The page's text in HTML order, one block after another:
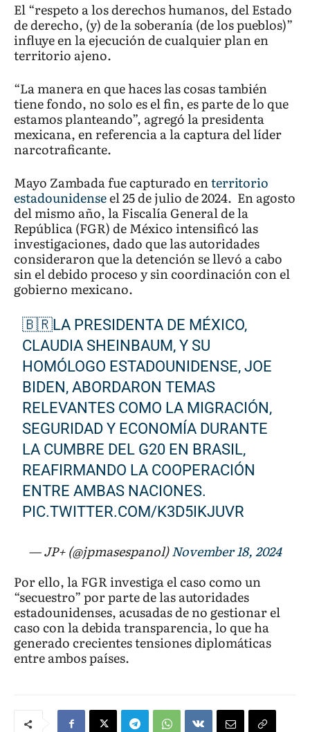
El “respeto a los derechos humanos, del Estado
de derecho, (y) de la soberanía (de los pueblos)”
influye en la ejecución de cualquier plan en
territorio ajeno.
“La manera en que haces las cosas también
tiene fondo, no solo es el fin, es parte de lo que
estamos planteando”, agregó la presidenta
mexicana, en referencia a la captura del líder
narcotraficante.
Mayo Zambada fue capturado enterritorio
estadounidenseel 25 de julio de 2024. En agosto
del mismo año, la Fiscalía General de la
República (FGR) de México intensificó las
investigaciones, dado que las autoridades
consideraron que la detención se llevó a cabo
sin el debido proceso y sin coordinación con el
gobierno mexicano.
🇧🇷LA PRESIDENTA DE MÉXICO,
CLAUDIA SHEINBAUM, Y SU
HOMÓLOGO ESTADOUNIDENSE, JOE
BIDEN, ABORDARON TEMAS
RELEVANTES COMO LA MIGRACIÓN,
SEGURIDAD Y ECONOMÍA DURANTE
LA CUMBRE DEL G20 EN BRASIL,
REAFIRMANDO LA COOPERACIÓN
ENTRE AMBAS NACIONES.
PIC.TWITTER.COM/K3D5IKJUVR
— JP+ (@jpmasespanol)November 18, 2024
Por ello, la FGR investiga el caso como un
“secuestro” por parte de las autoridades
estadounidenses, acusadas de no gestionar el
caso con la debida transparencia, lo que ha
generado crecientes tensiones diplomáticas
entre ambos países.